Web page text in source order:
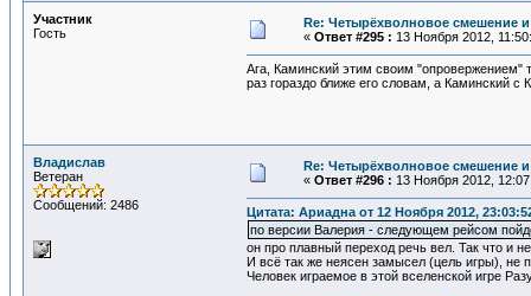
Участник
Гость
Re: Четырёхволновое смешение и
« Ответ #295 : 13 Ноября 2012,
Ага, Каминский этим своим "опровержением"
раз гораздо ближе его словам, а Каминский
Владислав
Ветеран
Сообщений: 2486
Re: Четырёхволновое смешение и
« Ответ #296 : 13 Ноября 2012,
Цитата: Ариадна от 12 Ноября 2012,
по версии Валерия - следующем рейсом
он про плавный переход речь вел. Так что и
И всё так же неясен замысел (цель игры), не
Человек играемое в этой вселенской игре